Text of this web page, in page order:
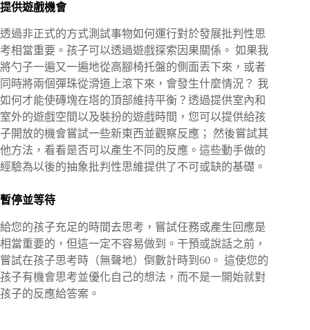
提供遊戲機會
透過非正式的方式測試事物如何運行對於發展批判性思
考相當重要。孩子可以透過遊戲探索因果關係。 如果我
將勺子一遍又一遍地從高腳椅托盤的側面丟下來，或者
同時將兩個彈珠從滑道上滾下來，會發生什麼情況？ 我
如何才能使磚塊在塔的頂部維持平衡？透過提供室內和
室外的遊戲空間以及裝扮的遊戲時間，您可以提供給孩
子開放的機會嘗試一些新東西並觀察反應； 然後嘗試其
他方法，看看是否可以產生不同的反應。這些動手做的
經驗為以後的抽象批判性思維提供了不可或缺的基礎。
暫停並等待
給您的孩子充足的時間去思考，嘗試任務或產生回應是
相當重要的，但這一定不容易做到。干預或說話之前，
嘗試在孩子思考時（無聲地）倒數計時到60。 這使您的
孩子有機會思考並優化自己的想法，而不是一開始就對
孩子的反應給答案。